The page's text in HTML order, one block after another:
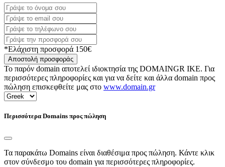
*Ελάχιστη προσφορά 150€
Αποστολή προσφοράς
Το παρόν domain αποτελεί ιδιοκτησία της DOMAINGR ΙΚΕ. Για
περισσότερες πληροφορίες και για να δείτε και άλλα domain προς
πώληση επισκεφθείτε μας στο www.domain.gr
Περισσότερα Domains προς πώληση
Τα παρακάτω Domains είναι διαθέσιμα προς πώληση. Κάντε κλικ
στον σύνδεσμο του domain για περισσότερες πληροφορίες.